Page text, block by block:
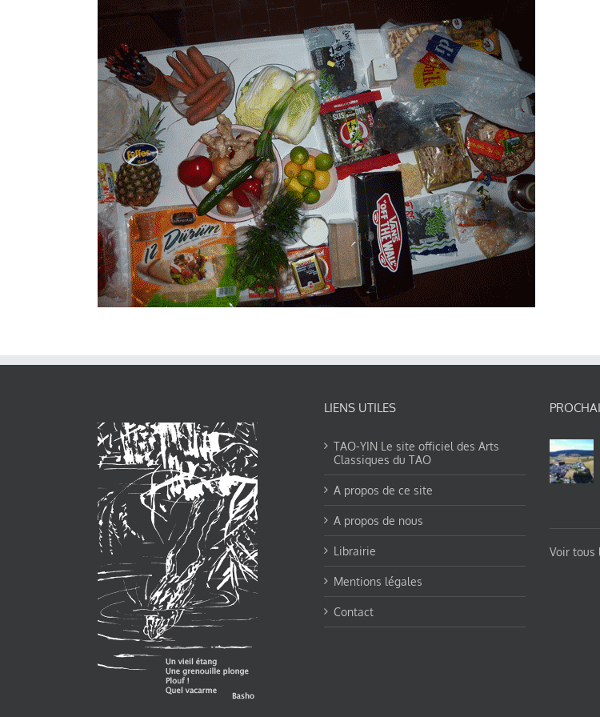
LIENS UTILES
TAO-YIN Le site officiel des Arts
Classiques du TAO
A propos de ce site
A propos de nous
Librairie
Mentions légales
Contact
Voir tous